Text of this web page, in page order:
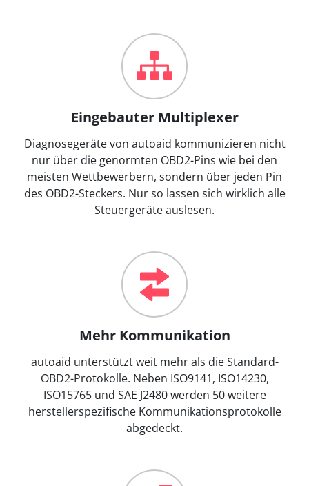
Eingebauter Multiplexer
Diagnosegeräte von autoaid kommunizieren nicht
nur über die genormten OBD2-Pins wie bei den
meisten Wettbewerbern, sondern über jeden Pin
des OBD2-Steckers. Nur so lassen sich wirklich alle
Steuergeräte auslesen.
Mehr Kommunikation
autoaid unterstützt weit mehr als die Standard-
OBD2-Protokolle. Neben ISO9141, ISO14230,
ISO15765 und SAE J2480 werden 50 weitere
herstellerspezifische Kommunikationsprotokolle
abgedeckt.